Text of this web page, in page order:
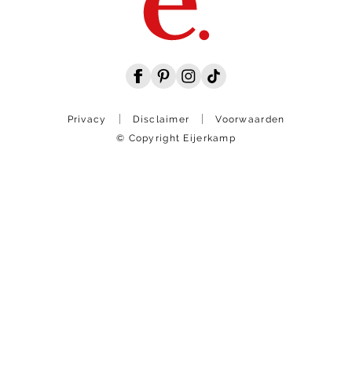
Privacy Disclaimer
Voorwaarden
© Copyright Eijerkamp